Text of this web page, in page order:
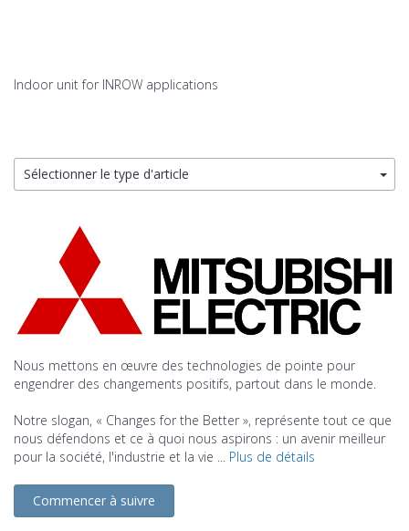
Indoor unit for INROW applications
Sélectionner le type d'article
Nous mettons en œuvre des technologies de pointe pour
engendrer des changements positifs, partout dans le monde.
Notre slogan, « Changes for the Better », représente tout ce que
nous défendons et ce à quoi nous aspirons : un avenir meilleur
pour la société, l'industrie et la vie ... Plus de détails
Commencer à suivre